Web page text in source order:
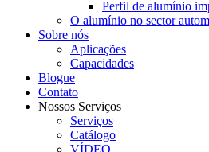
Perfil de alumínio
O alumínio no sector
Sobre nós
Aplicações
Capacidades
Blogue
Contato
Nossos Serviços
Serviços
Catálogo
VÍDEO